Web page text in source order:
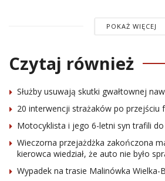
POKAŻ WIĘCEJ
Czytaj również
Służby usuwają skutki gwałtownej
20 interwencji strażaków po przejściu
Motocyklista i jego 6-letni syn trafili
Wieczorna przejażdżka zakończona
kierowca wiedział, że auto nie było
Wypadek na trasie Malinówka Wielka-